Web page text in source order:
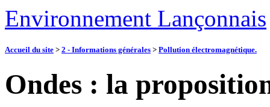
Environnement Lançonnais
Accueil du site > 2 - Informations générales > Pollution électromagnétique.
Ondes : la